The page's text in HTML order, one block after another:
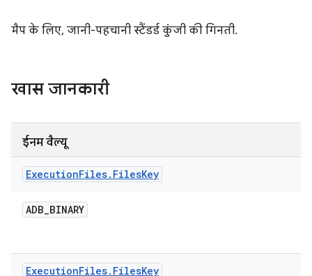
मैप के लिए, जानी-पहचानी स्टैंडर्ड कुंजी की गिनती.
खास जानकारी
ईनम वैल्यू
ExecutionFiles. FilesKey
ADB_BINARY
ExecutionFiles. FilesKey